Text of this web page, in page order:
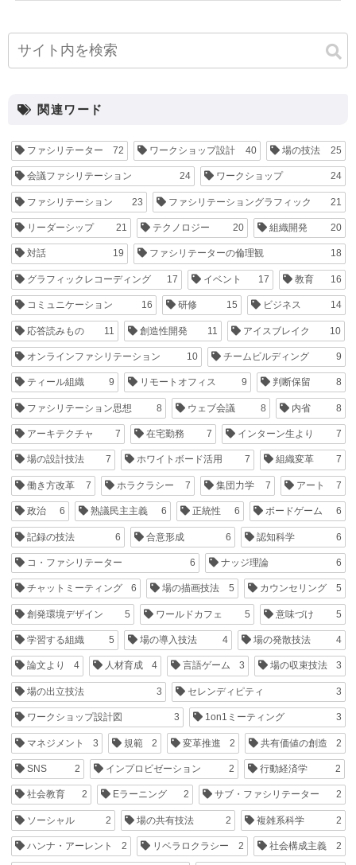
介
松本 悠平
関連ワード
ファシリテーター 72 ワークショップ設計 40 場の技法 25
会議ファシリテーション 24 ワークショップ 24
ファシリテーション 23 ファシリテーショングラフィック 21
リーダーシップ 21 テクノロジー 20 組織開発 20
対話 19 ファシリテーターの倫理観 18
グラフィックレコーディング 17 イベント 17 教育 16
コミュニケーション 16 研修 15 ビジネス 14
応答読みもの 11 創造性開発 11 アイスブレイク 10
オンラインファシリテーション 10 チームビルディング 9
ティール組織 9 リモートオフィス 9 判断保留 8
ファシリテーション思想 8 ウェブ会議 8 内省 8
アーキテクチャ 7 在宅勤務 7 インターン生より 7
場の設計技法 7 ホワイトボード活用 7 組織変革 7
働き方改革 7 ホラクラシー 7 集団力学 7 アート 7
政治 6 熟議民主主義 6 正統性 6 ボードゲーム 6
記録の技法 6 合意形成 6 認知科学 6
コ・ファシリテーター 6 ナッジ理論 6
チャットミーティング 6 場の描画技法 5 カウンセリング 5
創発環境デザイン 5 ワールドカフェ 5 意味づけ 5
学習する組織 5 場の導入技法 4 場の発散技法 4
論文より 4 人材育成 4 言語ゲーム 3 場の収束技法 3
場の出立技法 3 セレンディピティ 3
ワークショップ設計図 3 1on1ミーティング 3
マネジメント 3 規範 2 変革推進 2 共有価値の創造 2
SNS 2 インプロビゼーション 2 行動経済学 2
社会教育 2 Eラーニング 2 サブ・ファシリテーター 2
ソーシャル 2 場の共有技法 2 複雑系科学 2
ハンナ・アーレント 2 リベラロクラシー 2 社会構成主義 2